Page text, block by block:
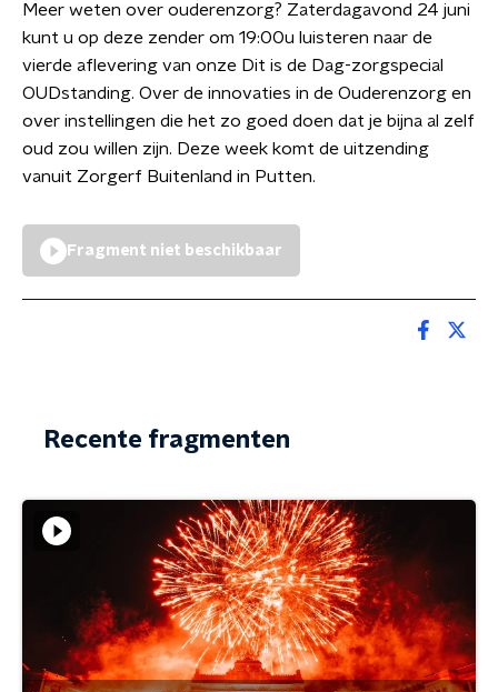
Meer weten over ouderenzorg? Zaterdagavond 24 juni
kunt u op deze zender om 19:00u luisteren naar de
vierde aflevering van onze Dit is de Dag-zorgspecial
OUDstanding. Over de innovaties in de Ouderenzorg en
over instellingen die het zo goed doen dat je bijna al zelf
oud zou willen zijn. Deze week komt de uitzending
vanuit Zorgerf Buitenland in Putten.
Fragment niet beschikbaar
Recente fragmenten